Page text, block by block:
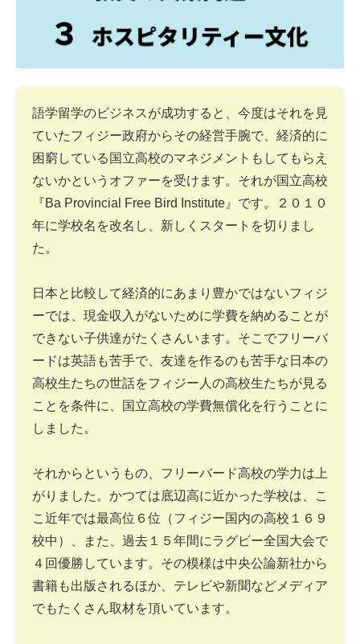
語学留学のビジネスが成功すると、今度はそれを見
ていたフィジー政府からその経営手腕で、経済的に
困窮している国立高校のマネジメントもしてもらえ
ないかというオファーを受けます。それが国立高校
『Ba Provincial Free Bird Institute』です。２０１０
年に学校名を改名し、新しくスタートを切りまし
た。
日本と比較して経済的にあまり豊かではないフィジ
ーでは、現金収入がないために学費を納めることが
できない子供達がたくさんいます。そこでフリーバ
ードは英語も苦手で、友達を作るのも苦手な日本の
高校生たちの世話をフィジー人の高校生たちが見る
ことを条件に、国立高校の学費無償化を行うことに
しました。
それからというもの、フリーバード高校の学力は上
がりました。かつては底辺高に近かった学校は、こ
こ近年では最高位６位（フィジー国内の高校１６９
校中）、また、過去１５年間にラグビー全国大会で
４回優勝しています。その模様は中央公論新社から
書籍も出版されるほか、テレビや新聞などメディア
でもたくさん取材を頂いています。